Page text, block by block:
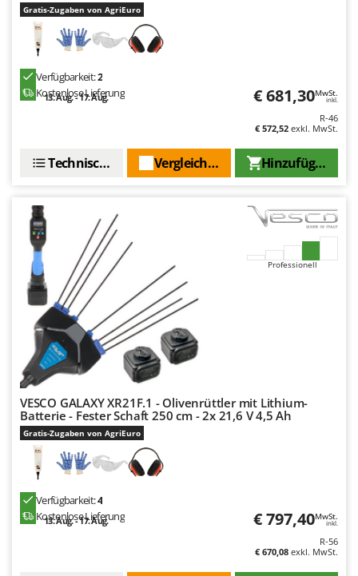
Gratis-Zugaben von AgriEuro
Verfügbarkeit:2
Kostenlose Lieferung
13. Aug. - 17. Aug. € 681,30MwSt.
inkl.
R-46
€ 572,52 exkl. MwSt.
Hinzufügen
Vergleichen Sie
Technische Daten
Professionell
VESCO GALAXY XR21F.1 - Olivenrüttler mit Lithium-
Batterie - Fester Schaft 250 cm - 2x 21,6 V 4,5 Ah
Gratis-Zugaben von AgriEuro
Verfügbarkeit:4
Kostenlose Lieferung
13. Aug. - 17. Aug. € 797,40MwSt.
inkl.
R-56
€ 670,08 exkl. MwSt.